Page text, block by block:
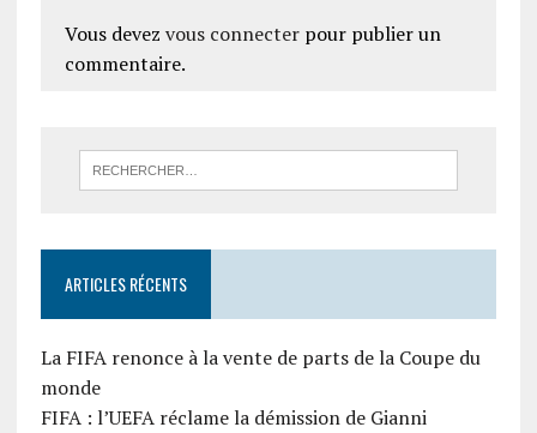
Vous devez vous connecterpour publier un
commentaire.
ARTICLES RÉCENTS
La FIFA renonce à la vente de parts de la Coupe du
monde
FIFA : l’UEFA réclame la démission de Gianni